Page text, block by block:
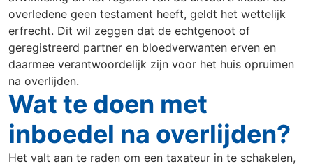
overledene geen testament heeft, geldt het wettelijk
erfrecht. Dit wil zeggen dat de echtgenoot of
geregistreerd partner en bloedverwanten erven en
daarmee verantwoordelijk zijn voor het huis opruimen
na overlijden.
Wat te doen met
inboedel na overlijden?
Het valt aan te raden om een taxateur in te schakelen,